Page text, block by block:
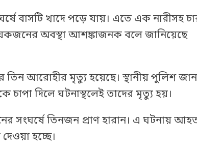
বাসটি খাদে পড়ে যায়। এতে এক নারীসহ
অবস্থা আশঙ্কাজনক বলে জানিয়েছে
তিন আরোহীর মৃত্যু হয়েছে। স্থানীয় পুলিশ
দিলে ঘটনাস্থলেই তাদের মৃত্যু হয়।
সংঘর্ষে তিনজন প্রাণ হারান। এ ঘটনায়
হচ্ছে।